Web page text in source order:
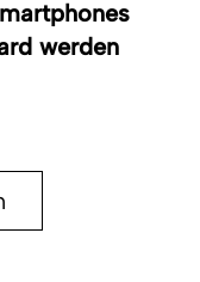
werden